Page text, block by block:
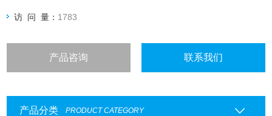
访 问 量： 1783
产品咨询 联系我们
产品分类 PRODUCT CATEGORY